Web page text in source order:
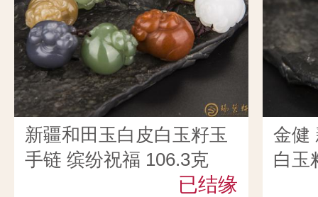
新疆和田玉白皮白玉籽玉
手链 缤纷祝福 106.3克
已结缘
金健
白玉